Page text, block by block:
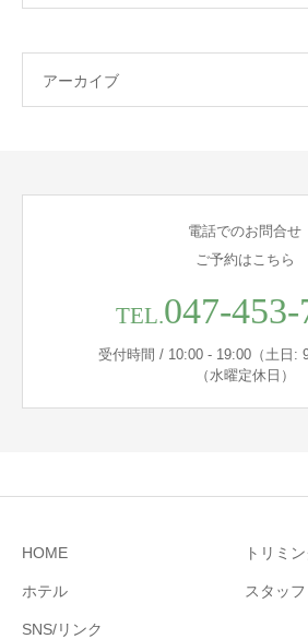
アーカイブ
電話でのお問合せ
ご予約はこちら
TEL.047-453-
受付時間 / 10:00 - 19:00（土日:
（水曜定休日）
HOME トリミ
ホテル スタッフ
SNS/リンク